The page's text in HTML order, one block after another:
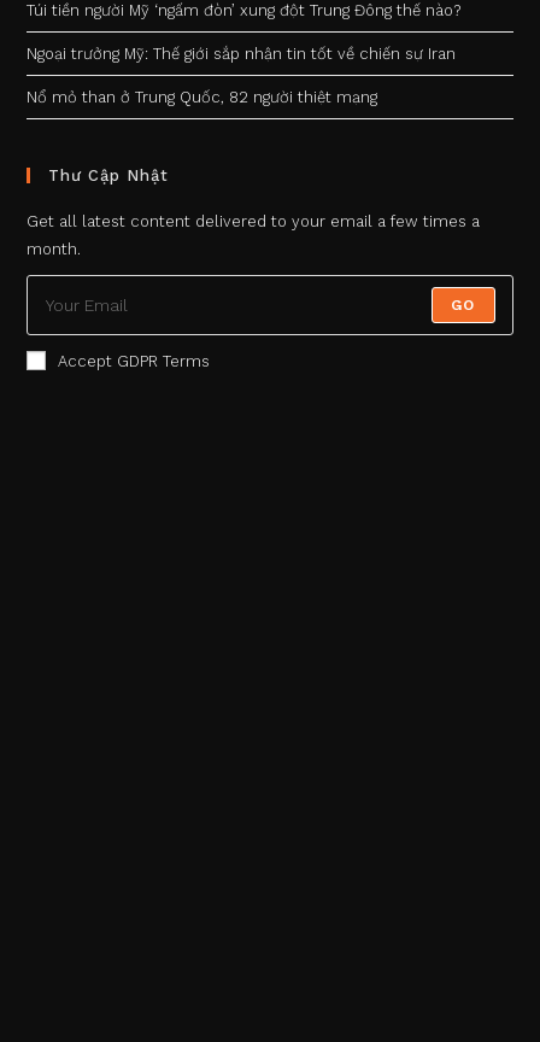
Túi tiền người Mỹ ‘ngấm đòn’ xung đột Trung Đông thế nào?
Ngoại trưởng Mỹ: Thế giới sắp nhận tin tốt về chiến sự Iran
Nổ mỏ than ở Trung Quốc, 82 người thiệt mạng
Thư Cập Nhật
Get all latest content delivered to your email a few times a
month.
GO
Accept GDPR Terms